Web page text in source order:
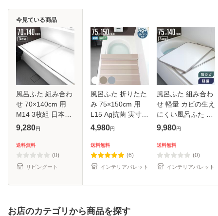
風呂ふた 組み合わ
せ 70×140cm 用
M14 3枚組 日本製
抗菌 実寸
蓋 風呂フタ カビに
くい 防カビ 風呂
ふた フタ 蓋 3枚
9,280円
送料無料
(0)
リビングート
今見ている商品
風呂ふた 折りたた
み 75×150cm 用
L15 Ag抗菌 実寸
75×151.8cm （ 風
ふた 保温 お風呂
抗菌 防カビ 防汚
折りたたみ
4,980円
送料無料
(6)
インテリアパレット
風呂ふた 組み合わ
せ 軽量 カビの生え
にくい風呂ふた L-
14 75×140cm 実寸
（ 風呂蓋 風呂フタ
風呂 ふた 保温 か
びにく
9,980円
送料無料
(0)
インテリアパレット
お店のカテゴリから商品を探す